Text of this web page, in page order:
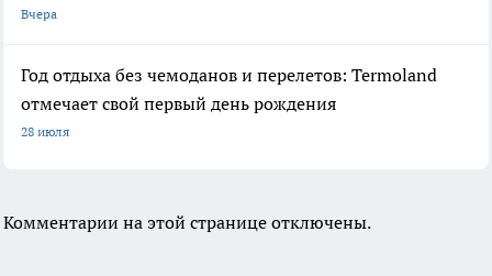
Вчера
Год отдыха без чемоданов и перелетов: Termoland
отмечает свой первый день рождения
28 июля
Комментарии на этой странице отключены.